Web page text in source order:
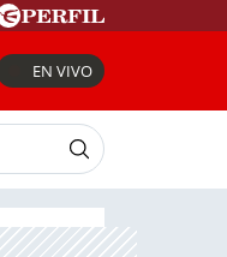
EN VIVO